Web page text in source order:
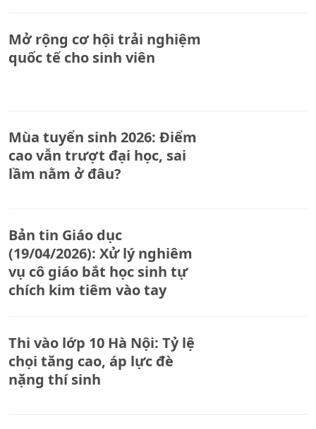
Mở rộng cơ hội trải nghiệm
quốc tế cho sinh viên
Mùa tuyển sinh 2026: Điểm
cao vẫn trượt đại học, sai
lầm nằm ở đâu?
Bản tin Giáo dục
(19/04/2026): Xử lý nghiêm
vụ cô giáo bắt học sinh tự
chích kim tiêm vào tay
Thi vào lớp 10 Hà Nội: Tỷ lệ
chọi tăng cao, áp lực đè
nặng thí sinh